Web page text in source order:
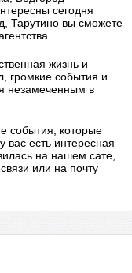
сегодня
Тарутино вы сможете
жизнь и
громкие события и
незамеченным в
события, которые
вас есть интересная
на нашем сате,
или на почту